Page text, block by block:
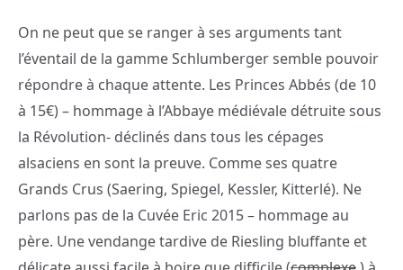
On ne peut que se ranger à ses arguments tant
l’éventail de la gamme Schlumberger semble pouvoir
répondre à chaque attente. Les Princes Abbés (de 10
à 15€) – hommage à l’Abbaye médiévale détruite sous
la Révolution- déclinés dans tous les cépages
alsaciens en sont la preuve. Comme ses quatre
Grands Crus (Saering, Spiegel, Kessler, Kitterlé). Ne
parlons pas de la Cuvée Eric 2015 – hommage au
père. Une vendange tardive de Riesling bluffante et